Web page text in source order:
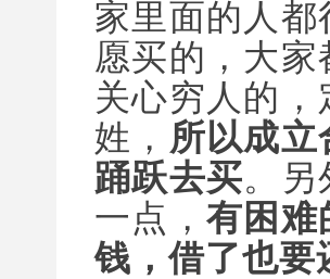
家里面的人
愿买的，大
关心穷人的
姓， 所以成
踊跃去买。另
一点， 有困难
钱，借了也要